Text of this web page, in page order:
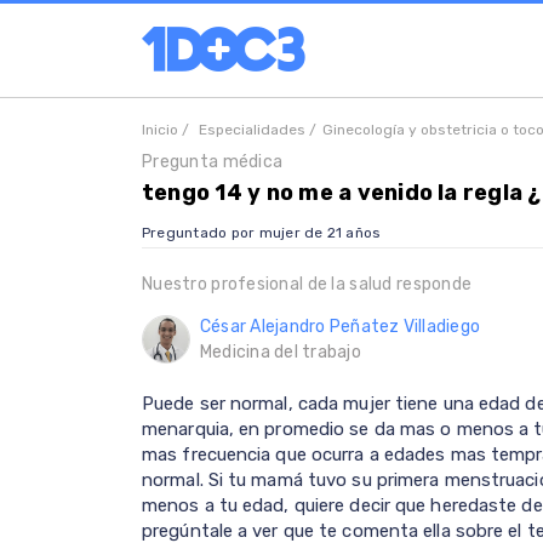
Inicio / Especialidades / Ginecología y obstetricia o
Pregunta médica
tengo 14 y no me a venido la regla
Preguntado por mujer de 21 años
Nuestro profesional de la salud responde
César Alejandro Peñatez Villadiego
Medicina del trabajo
Puede ser normal, cada mujer tiene una edad
menarquia, en promedio se da mas o menos a
mas frecuencia que ocurra a edades mas
normal. Si tu mamá tuvo su primera
menos a tu edad, quiere decir que heredaste
pregúntale a ver que te comenta ella sobre el